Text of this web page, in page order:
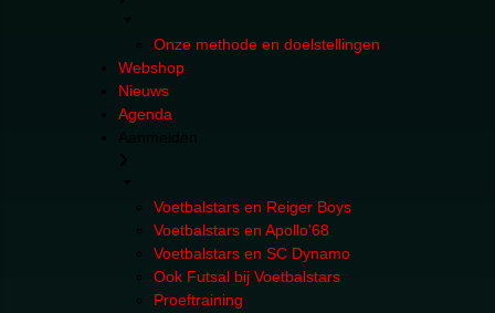
Onze methode en doelstellingen
Webshop
Nieuws
Agenda
Voetbalstars en Reiger Boys
Voetbalstars en Apollo'68
Voetbalstars en SC Dynamo
Ook Futsal bij Voetbalstars
Proeftraining